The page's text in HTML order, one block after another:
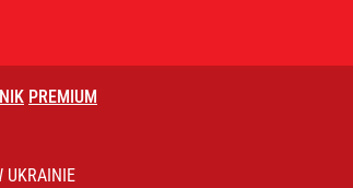
PREMIUM
sędziów TK. „Wielkie kłamstwo Żurka”
UKRAINIE